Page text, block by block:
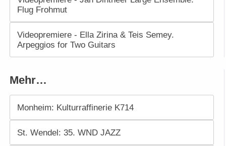
Flug Frohmut
Videopremiere - Ella Zirina & Teis Semey.
Arpeggios for Two Guitars
Mehr…
Monheim: Kulturraffinerie K714
St. Wendel: 35. WND JAZZ